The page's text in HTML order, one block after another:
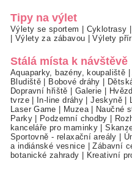
Tipy na výlet
Výlety se sportem Cyklotrasy
Výlety za zábavou |Výlety
Stálá místa k návštěvě
Aquaparky, bazény, koupaliště |
Bludiště
Bobové dráhy
Dopravní hřiště
Galerie
tvrze| In-line dráhy |Jeskyně|
Laser Game
Muzea| Naučné
Parky| Podzemní chodby
kanceláře pro maminky |
Sportovně - relaxační areály
a indiánské vesnice |Zábavní
botanické zahrady
Kreativní